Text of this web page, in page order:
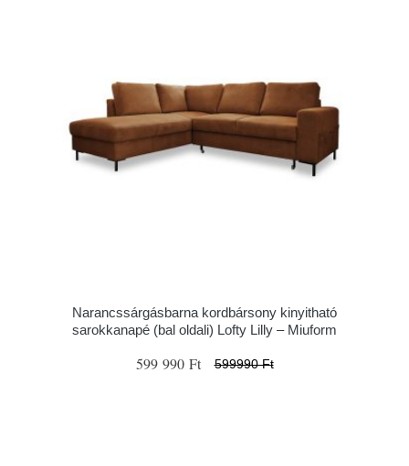
Narancssárgásbarna kordbársony kinyitható
sarokkanapé (bal oldali) Lofty Lilly – Miuform
599 990 Ft 599990 Ft